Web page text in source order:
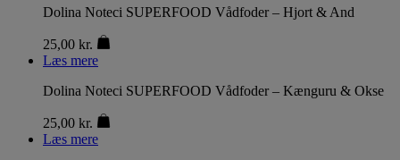
Dolina Noteci SUPERFOOD Vådfoder – Hjort & And
25,00 kr.
Læs mere
Dolina Noteci SUPERFOOD Vådfoder – Kænguru & Okse
25,00 kr.
Læs mere